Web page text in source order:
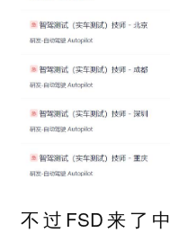
不过FSD来了